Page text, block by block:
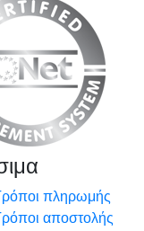
πληρωμής
αποστολής